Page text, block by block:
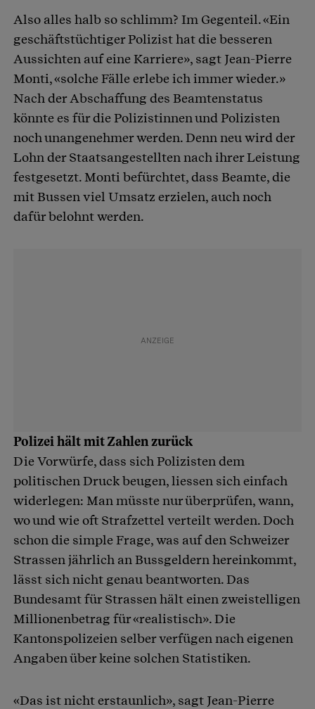
Also alles halb so schlimm? Im Gegenteil. «Ein
geschäftstüchtiger Polizist hat die besseren
Aussichten auf eine Karriere», sagt Jean-Pierre
Monti, «solche Fälle erlebe ich immer wieder.»
Nach der Abschaffung des Beamtenstatus
könnte es für die Polizistinnen und Polizisten
noch unangenehmer werden. Denn neu wird der
Lohn der Staatsangestellten nach ihrer Leistung
festgesetzt. Monti befürchtet, dass Beamte, die
mit Bussen viel Umsatz erzielen, auch noch
dafür belohnt werden.
Polizei hält mit Zahlen zurück
Die Vorwürfe, dass sich Polizisten dem
politischen Druck beugen, liessen sich einfach
widerlegen: Man müsste nur überprüfen, wann,
wo und wie oft Strafzettel verteilt werden. Doch
schon die simple Frage, was auf den Schweizer
Strassen jährlich an Bussgeldern hereinkommt,
lässt sich nicht genau beantworten. Das
Bundesamt für Strassen hält einen zweistelligen
Millionenbetrag für «realistisch». Die
Kantonspolizeien selber verfügen nach eigenen
Angaben über keine solchen Statistiken.
«Das ist nicht erstaunlich», sagt Jean-Pierre